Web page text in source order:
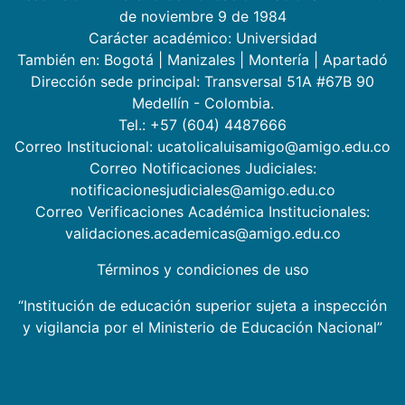
de noviembre 9 de 1984
Carácter académico: Universidad
También en: Bogotá Manizales Montería
Apartadó
Dirección sede principal: Transversal 51A #67B 90
Medellín - Colombia.
Tel.: +57 (604) 4487666
Correo Institucional: ucatolicaluisamigo@amigo.edu.co
Correo Notificaciones Judiciales:
notificacionesjudiciales@amigo.edu.co
Correo Verificaciones Académica Institucionales:
validaciones.academicas@amigo.edu.co
Términos y condiciones de uso
“Institución de educación superior sujeta a inspección
y vigilancia por el Ministerio de Educación Nacional”